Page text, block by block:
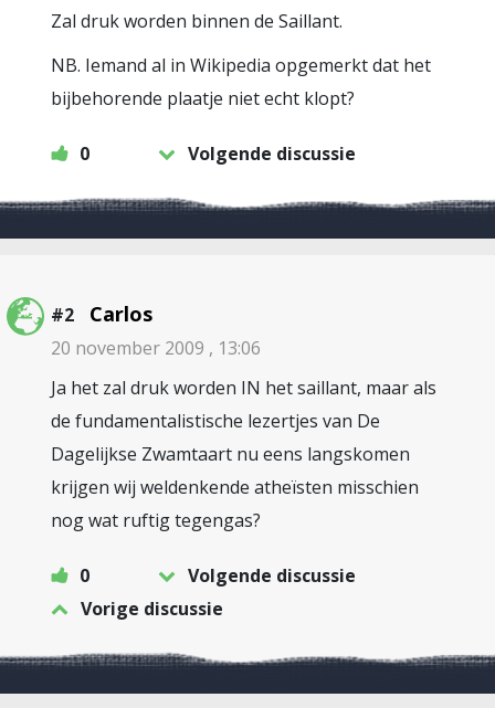
Zal druk worden binnen de Saillant.
NB. Iemand al in Wikipedia opgemerkt dat het
bijbehorende plaatje niet echt klopt?
0 Volgende discussie
#2 Carlos
20 november 2009 , 13:06
Ja het zal druk worden IN het saillant, maar als
de fundamentalistische lezertjes van De
Dagelijkse Zwamtaart nu eens langskomen
krijgen wij weldenkende atheïsten misschien
nog wat ruftig tegengas?
0
Volgende discussie
Vorige discussie